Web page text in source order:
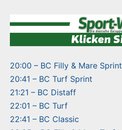
20:00 – BC Filly & Mare Sprint
20:41 – BC Turf Sprint
21:21 – BC Distaff
22:01 – BC Turf
22:41 – BC Classic